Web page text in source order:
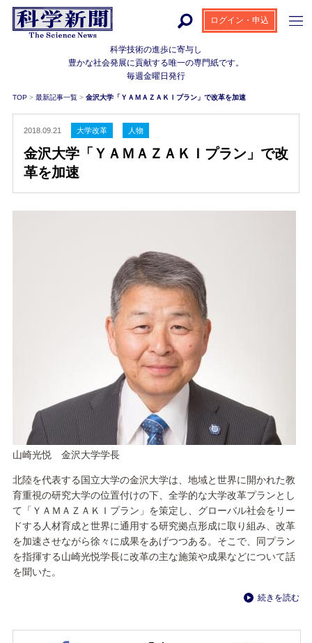
科学技術の進歩に寄与し
豊かな社会発展に貢献する唯一の専門紙です。
毎週金曜日発行
ログイン・申込
TOP > 最新記事一覧 > 金沢大学「ＹＡＭＡＺＡＫＩプラン」で改革を加速
2018.09.21 大学改革 人物
金沢大学「ＹＡＭＡＺＡＫＩプラン」で改
革を加速
山崎光悦 金沢大学学長
北陸を代表する国立大学の金沢大学は、地域と世界に開かれた教
育重視の研究大学の位置付けの下、全学的な大学改革プランとし
て「ＹＡＭＡＺＡＫＩプラン」を策定し、グローバル社会をリー
ドする人材育成と世界に通用する研究拠点形成に取り組み、改革
を加速させながら徐々に成果をあげつつある。そこで、同プラン
を指揮する山崎光悦学長に改革の主な施策や成果などについて話
を聞いた。
続きを読む